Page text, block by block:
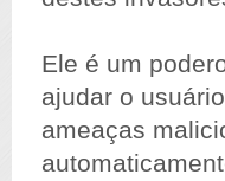
Ele é um
ajudar o
ameaças